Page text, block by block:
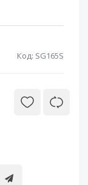
Код: SG165S